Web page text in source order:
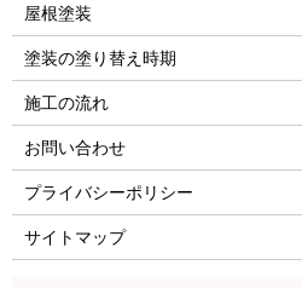
屋根塗装
塗装の塗り替え時期
施工の流れ
お問い合わせ
プライバシーポリシー
サイトマップ